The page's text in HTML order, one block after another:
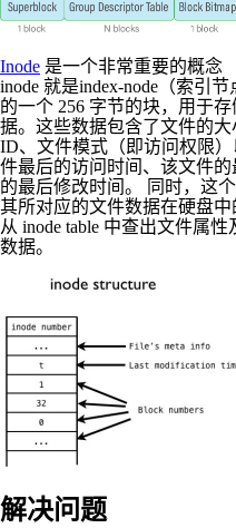
Inode 是一个非常重要的概念
inode 就是index-node（索引
的一个 256 字节的块，用于
据。这些数据包含了文件的
ID、文件模式（即访问权限
件最后的访问时间、该文件
的最后修改时间。 同时，这
其所对应的文件数据在硬盘
从 inode table 中查出文件属
数据。
解决问题